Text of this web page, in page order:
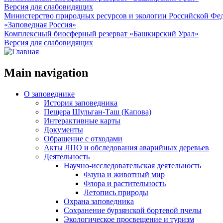
Версия для слабовидящих
Министерство природных ресурсов и экологии Российской
«Заповедная Россия»
Комплексный биосферный резерват «Башкирский Урал»
Версия для слабовидящих
Main navigation
О заповеднике
История заповедника
Пещера Шульган-Таш (Капова)
Интерактивные карты
Документы
Обращение с отходами
Акты ЛПО и обследования аварийных деревьев
Деятельность
Научно-исследовательская деятельность
Фауна и животный мир
Флора и растительность
Летопись природы
Охрана заповедника
Сохранение бурзянской бортевой пчелы
Экологическое просвещение и туризм